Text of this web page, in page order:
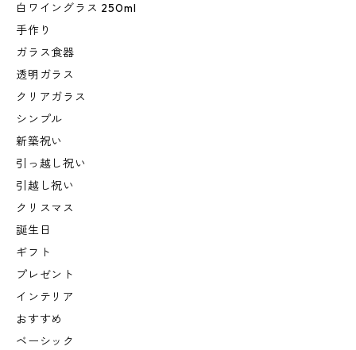
白ワイングラス 250ml
手作り
ガラス食器
透明ガラス
クリアガラス
シンプル
新築祝い
引っ越し祝い
引越し祝い
クリスマス
誕生日
ギフト
プレゼント
インテリア
おすすめ
ベーシック